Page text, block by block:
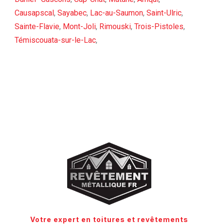
Causapscal , Sayabec, Lac-au-Saumon, Saint-Ulric,
Sainte-Flavie, Mont-Joli, Rimouski, Trois-Pistoles,
Témiscouata-sur-le-Lac,
Votre expert en toitures et revêtements